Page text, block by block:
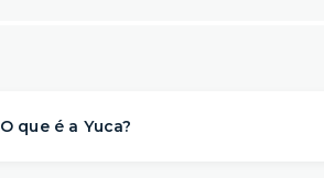
O que é a Yuca?